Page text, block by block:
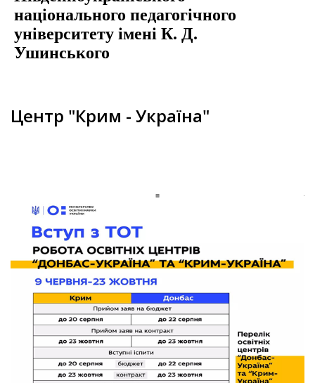
національного педагогічного
університету імені К. Д.
Ушинського
Центр "Крим - Україна"